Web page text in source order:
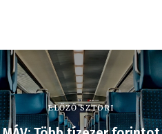
ELŐZŐ SZTORI